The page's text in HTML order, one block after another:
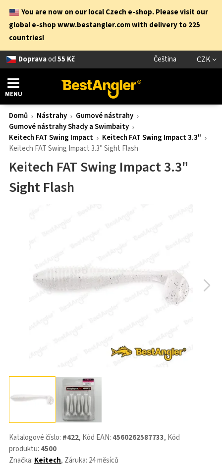
You are now on our local Czech e-shop. Please visit our
global e-shopwww.bestangler.comwith delivery to 225
countries!
Dopravaod55 Kč Čeština CZK
MENU
Domů Nástrahy
Gumové nástrahy
Gumové nástrahy Shady a Swimbaity
Keitech FAT Swing Impact
Keitech FAT Swing Impact 3.3"
Keitech FAT Swing Impact 3.3" Sight Flash
Keitech FAT Swing Impact 3.3"
Sight Flash
Katalogové číslo: #422, Kód EAN: 4560262587733, Kód
produktu: 4500
Značka: Keitech, Záruka: 24 měsíců